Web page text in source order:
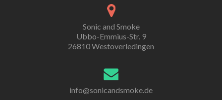
Sonic and Smoke
Ubbo-Emmius-Str. 9
26810 Westoverledingen
info@sonicandsmoke.de